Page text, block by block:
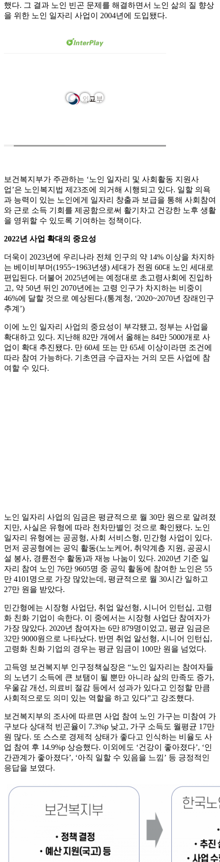
했다. 그 결과 노인 빈곤 문제를 해결하면서 노인 삶의 질 향상
을 위한 노인 일자리 사업이 2004년에 도입됐다.
보건복지부가 주관하는 ‘노인 일자리 및 사회활동 지원사
업’은 노인복지법 제23조에 의거해 시행되고 있다. 일할 의욕
과 능력이 있는 노인에게 일자리 창출과 보급을 통해 사회참여
와 근로 소득 기회를 제공함으로써 활기차고 건강한 노후 생활
을 영위할 수 있도록 기여하는 정책이다.
2022년 사업 확대의 중요성
더욱이 2023년에 우리나라 전체 인구의 약 14% 이상을 차지하
는 베이비부머(1955~1963년생) 세대가 전원 60대 노인 세대로
편입된다. 더불어 2025년에는 예정대로 초고령사회에 진입하
고, 약 50년 뒤인 2070년에는 고령 인구가 차지하는 비중이
46%에 달할 것으로 예상된다.(통계청, ‘2020~2070년 장래인구
추계’)
이에 노인 일자리 사업의 중요성이 부각됐고, 정부는 사업을
확대하고 있다. 지난해 82만 개에서 올해는 84만 5000개로 사
업이 확대 추진됐다. 만 60세 또는 만 65세 이상이라면 조건에
따라 참여 가능하다. 기초연금 수급자는 거의 모든 사업에 참
여할 수 있다.
노인 일자리 사업의 임금은 평균적으로 월 30만 원으로 알려졌
지만, 사실은 유형에 따라 천차만별인 것으로 확인됐다. 노인
일자리 유형에는 공공형, 사회 서비스형, 민간형 사업이 있다.
먼저 공공형에는 공익 활동(노노케어, 취약계층 지원, 공공시
설 봉사, 경륜전수 활동)과 재능 나눔이 있다. 2020년 기준 일
자리 참여 노인 76만 9605명 중 공익 활동에 참여한 노인은 55
만 4101명으로 가장 많았는데, 평균적으로 월 30시간 일하고
27만 원을 받았다.
민간형에는 시장형 사업단, 취업 알선형, 시니어 인턴십, 고령
화 친화 기업이 속한다. 이 중에서는 시장형 사업단 참여자가
가장 많았다. 2020년 참여자는 6만 879명이었고, 평균 임금은
32만 9000원으로 나타났다. 반면 취업 알선형, 시니어 인턴십,
고령화 친화 기업의 경우는 평균 임금이 100만 원을 넘었다.
고득영 보건복지부 인구정책실장은 “노인 일자리는 참여자들
의 노년기 소득에 큰 보탬이 될 뿐만 아니라 삶의 만족도 증가,
우울감 개선, 의료비 절감 등에서 성과가 있다고 인정할 만큼
사회적으로도 의미 있는 역할을 하고 있다”고 강조했다.
보건복지부의 조사에 따르면 사업 참여 노인 가구는 미참여 가
구보다 상대적 빈곤율이 7.3%p 낮고, 가구 소득도 월평균 17만
원 많다. 또 스스로 경제적 상태가 좋다고 인식하는 비율도 사
업 참여 후 14.9%p 상승했다. 이외에도 ‘건강이 좋아졌다’, ‘인
간관계가 좋아졌다’, ‘아직 일할 수 있음을 느낌’ 등 긍정적인
응답을 보였다.